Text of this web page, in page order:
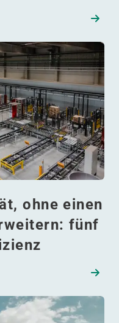
ohne einen
fünf
ohne
der Zukunft